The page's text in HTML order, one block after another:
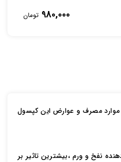
980,000 تومان
مصرف و عوارض این کپسول
،خون ساز ،کاهش دهنده نفخ و ورم ،بیشترین تاثیر بر